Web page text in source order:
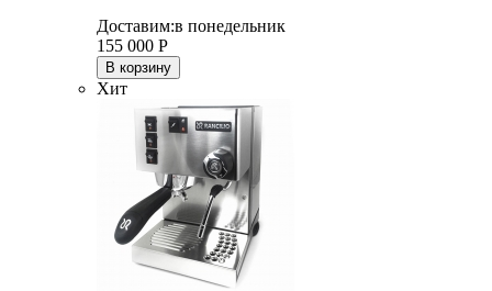
Доставим:в понедельник
155 000 Р
В корзину
Хит